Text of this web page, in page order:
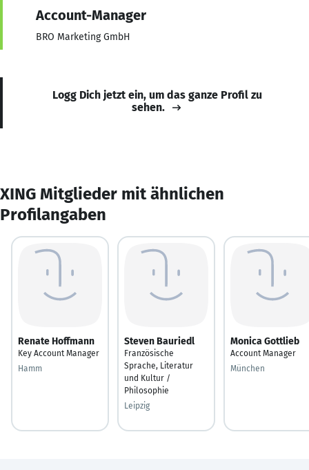
Account-Manager
BRO Marketing GmbH
Logg Dich jetzt ein, um das ganze Profil zu
sehen.
XING Mitglieder mit ähnlichen
Profilangaben
Renate Hoffmann
Key Account Manager
Hamm
Steven Bauriedl
Französische
Sprache, Literatur
und Kultur /
Philosophie
Leipzig
Monica Gottlieb
Account Manager
München